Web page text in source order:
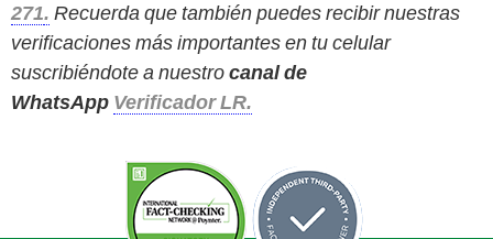
271. Recuerda que también puedes recibir nuestras
verificaciones más importantes en tu celular
suscribiéndote a nuestrocanal de
WhatsApp Verificador LR.